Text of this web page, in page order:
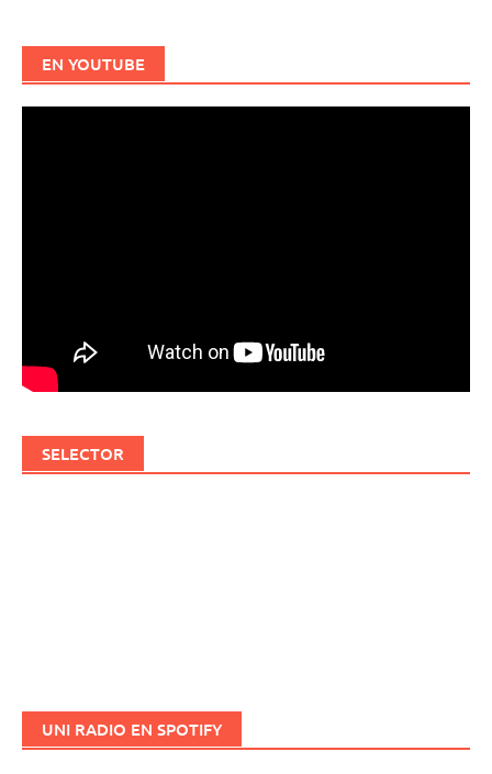
EN YOUTUBE
SELECTOR
UNI RADIO EN SPOTIFY